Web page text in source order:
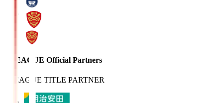
J.LEAGUE Official Partners
J.LEAGUE TITLE PARTNER